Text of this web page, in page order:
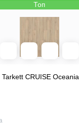
Топ
CRUISE Oceania